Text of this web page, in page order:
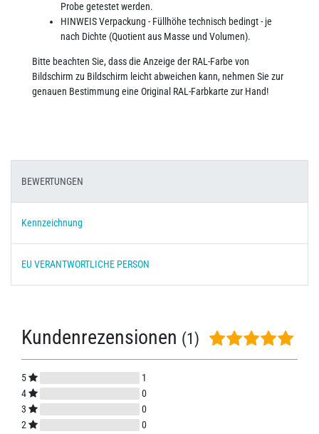
Probe getestet werden.
HINWEIS Verpackung - Füllhöhe technisch bedingt - je
nach Dichte (Quotient aus Masse und Volumen).
Bitte beachten Sie, dass die Anzeige der RAL-Farbe von
Bildschirm zu Bildschirm leicht abweichen kann, nehmen Sie zur
genauen Bestimmung eine Original RAL-Farbkarte zur Hand!
BEWERTUNGEN
Kennzeichnung
EU VERANTWORTLICHE PERSON
Kundenrezensionen (1)
5
1
4
0
3
0
2
0